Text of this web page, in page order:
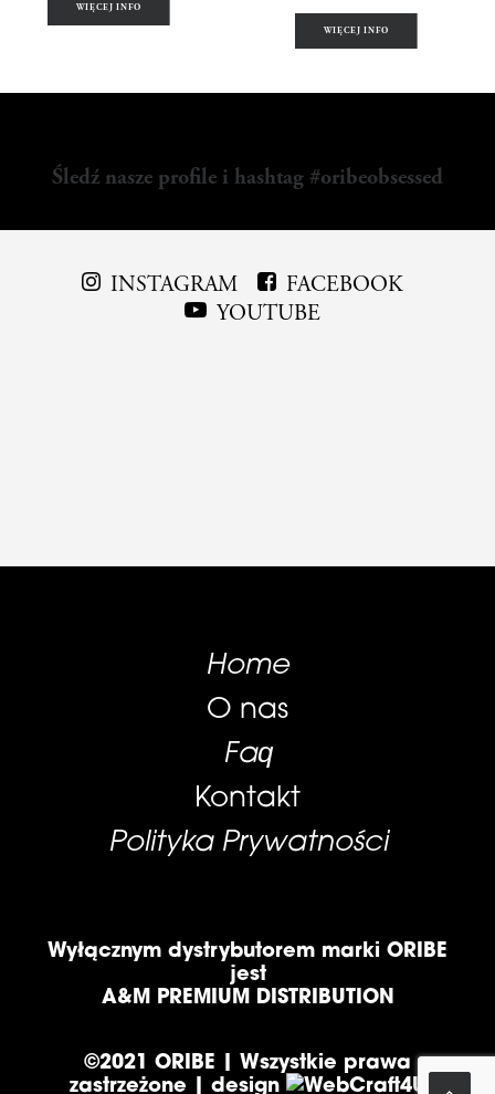
WIĘCEJ INFO
WIĘCEJ INFO
Śledź nasze profile i hashtag #oribeobsessed
INSTAGRAM
FACEBOOK
YOUTUBE
Home
O nas
Faq
Kontakt
Polityka Prywatności
©2021 ORIBE | Wszystkie prawa
zastrzeżone | design
Wyłącznym dystrybutorem marki ORIBE
jest
A&M PREMIUM DISTRIBUTION